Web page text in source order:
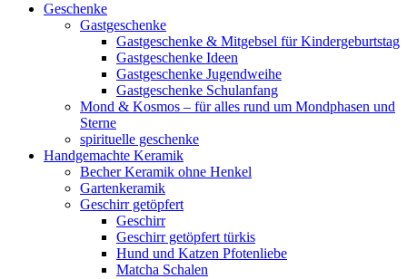
Geschenke
Gastgeschenke
Gastgeschenke & Mitgebsel für Kindergeburtstag
Gastgeschenke Ideen
Gastgeschenke Jugendweihe
Gastgeschenke Schulanfang
Mond & Kosmos – für alles rund um Mondphasen und
Sterne
spirituelle geschenke
Handgemachte Keramik
Becher Keramik ohne Henkel
Gartenkeramik
Geschirr getöpfert
Geschirr
Geschirr getöpfert türkis
Hund und Katzen Pfotenliebe
Matcha Schalen